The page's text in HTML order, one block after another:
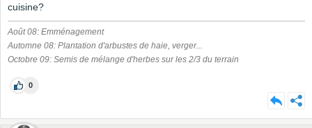
cuisine?
Août 08: Emménagement
Automne 08: Plantation d'arbustes de haie, verger...
Octobre 09: Semis de mélange d'herbes sur les 2/3 du terrain
0